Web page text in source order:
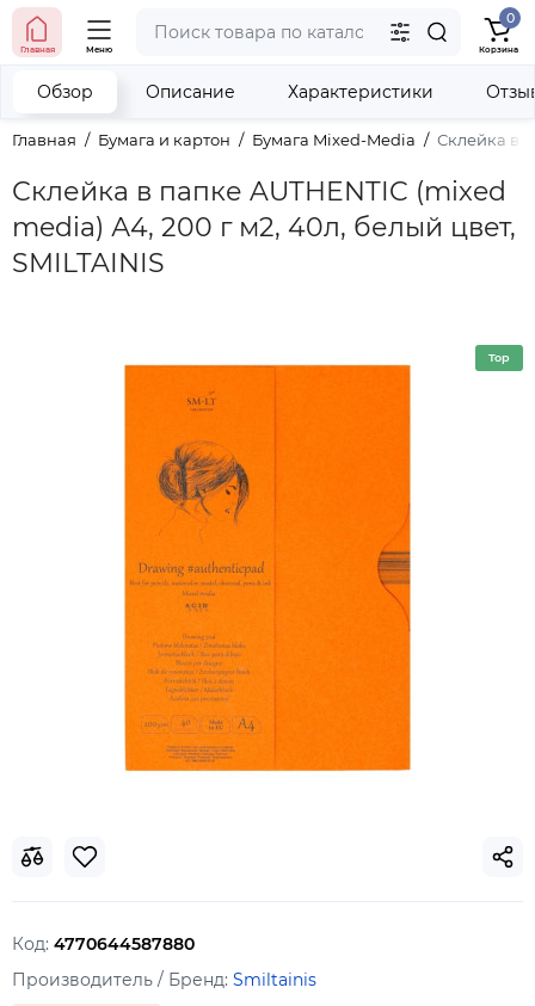
тел. (098) 673-42-06
наши контакты
Главная Меню
0
Корзина
Главная Бумага и картон Бумага Mixed-Media Склейка в
Склейка в папке AUTHENTIC (mixed
media) А4, 200 г м2, 40л, белый цвет,
SMILTAINIS
Обзор Описание Характеристики
Top
Код: 4770644587880
Производитель / Бренд: Smiltainis